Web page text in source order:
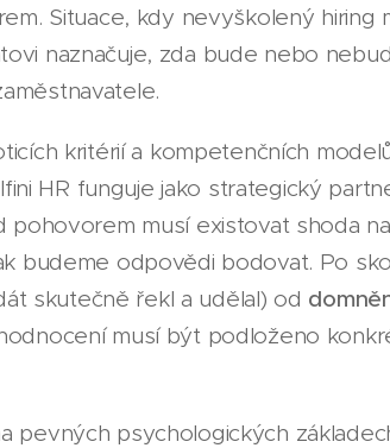
Situace, kdy nevyškolený hiring
naznačuje, zda bude nebo
kritérií a kompetenčních
HR funguje jako strategický
pohovorem musí existovat shoda
budeme odpovědi bodovat. Po
skutečně řekl a udělal) od
musí být podloženo
pevných psychologických